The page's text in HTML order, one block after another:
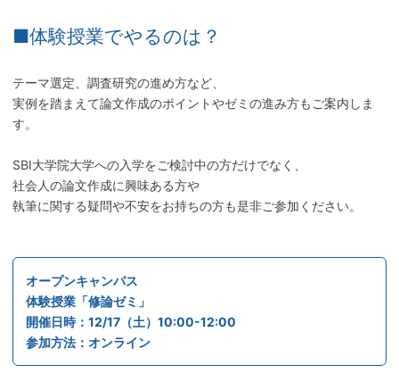
■体験授業でやるのは？
テーマ選定、調査研究の進め方など、
実例を踏まえて論文作成のポイントやゼミの進み方もご案内しま
す。
SBI大学院大学への入学をご検討中の方だけでなく、
社会人の論文作成に興味ある方や
執筆に関する疑問や不安をお持ちの方も是非ご参加ください。
オープンキャンパス
体験授業「修論ゼミ」
開催日時：12/17（土）10:00-12:00
参加方法：オンライン